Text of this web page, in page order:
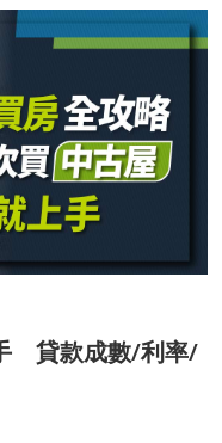
貸款成數/利率/